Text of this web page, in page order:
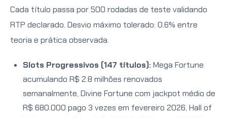
Cada título passa por 500 rodadas de teste validando
RTP declarado. Desvio máximo tolerado: 0.6% entre
teoria e prática observada.
Slots Progressivos (147 títulos): Mega Fortune
acumulando R$ 2.8 milhões renovados
semanalmente, Divine Fortune com jackpot médio de
R$ 680.000 pago 3 vezes em fevereiro 2026, Hall of